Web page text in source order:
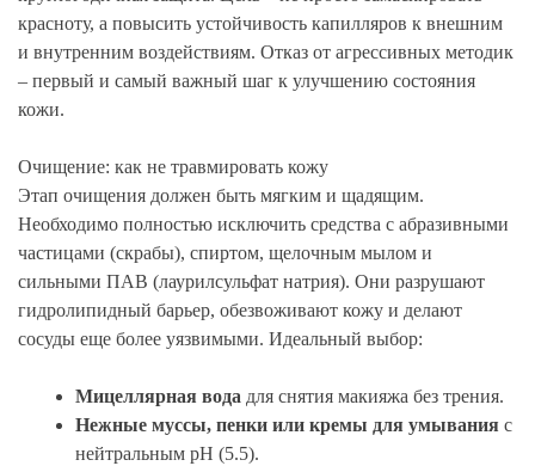
красноту, а повысить устойчивость капилляров к внешним
и внутренним воздействиям. Отказ от агрессивных методик
– первый и самый важный шаг к улучшению состояния
кожи.
Очищение: как не травмировать кожу
Этап очищения должен быть мягким и щадящим.
Необходимо полностью исключить средства с абразивными
частицами (скрабы), спиртом, щелочным мылом и
сильными ПАВ (лаурилсульфат натрия). Они разрушают
гидролипидный барьер, обезвоживают кожу и делают
сосуды еще более уязвимыми. Идеальный выбор:
Мицеллярная вода для снятия макияжа без трения.
Нежные муссы, пенки или кремы для умывания с
нейтральным pH (5.5).